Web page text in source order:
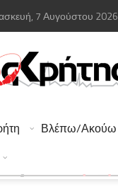
7 Αυγούστου 2026
Βλέπω/Ακούω